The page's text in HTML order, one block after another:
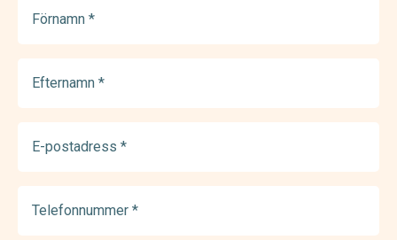
(Required)
(Required)
postadress
(Required)